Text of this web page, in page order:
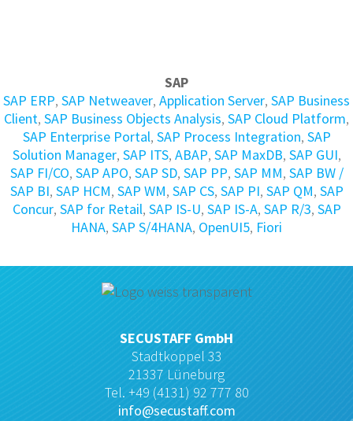
SAP
SAP ERP, SAP Netweaver, Application Server, SAP Business
Client, SAP Business Objects Analysis, SAP Cloud Platform,
SAP Enterprise Portal, SAP Process Integration, SAP
Solution Manager, SAP ITS, ABAP, SAP MaxDB, SAP GUI,
SAP FI/CO, SAP APO, SAP SD, SAP PP, SAP MM, SAP BW /
SAP BI, SAP HCM, SAP WM, SAP CS, SAP PI, SAP QM, SAP
Concur, SAP for Retail, SAP IS-U, SAP IS-A, SAP R/3, SAP
HANA, SAP S/4HANA, OpenUI5, Fiori
SECUSTAFF GmbH
Stadtkoppel 33
21337 Lüneburg
Tel. +49 (4131) 92 777 80
info@secustaff.com